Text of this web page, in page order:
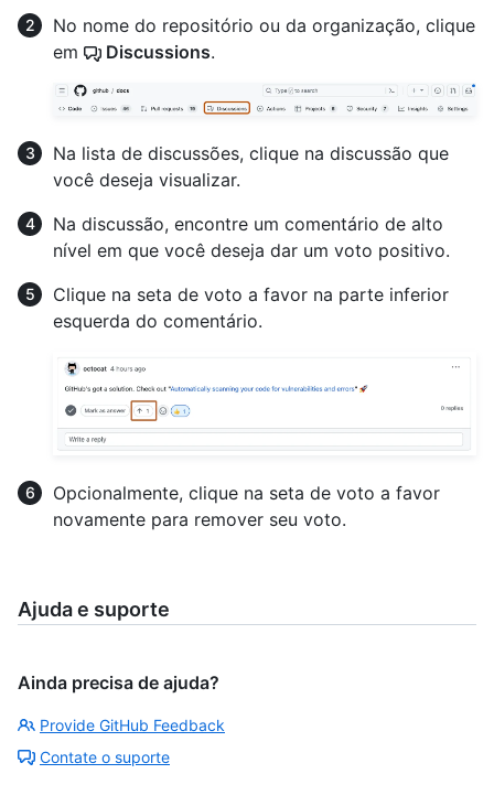
No nome do repositório ou da organização, clique
em
Discussions.
Na lista de discussões, clique na discussão que
você deseja visualizar.
Na discussão, encontre um comentário de alto
nível em que você deseja dar um voto positivo.
Clique na seta de voto a favor na parte inferior
esquerda do comentário.
Opcionalmente, clique na seta de voto a favor
novamente para remover seu voto.
Ajuda e suporte
Ainda precisa de ajuda?
Provide GitHub Feedback
Contate o suporte